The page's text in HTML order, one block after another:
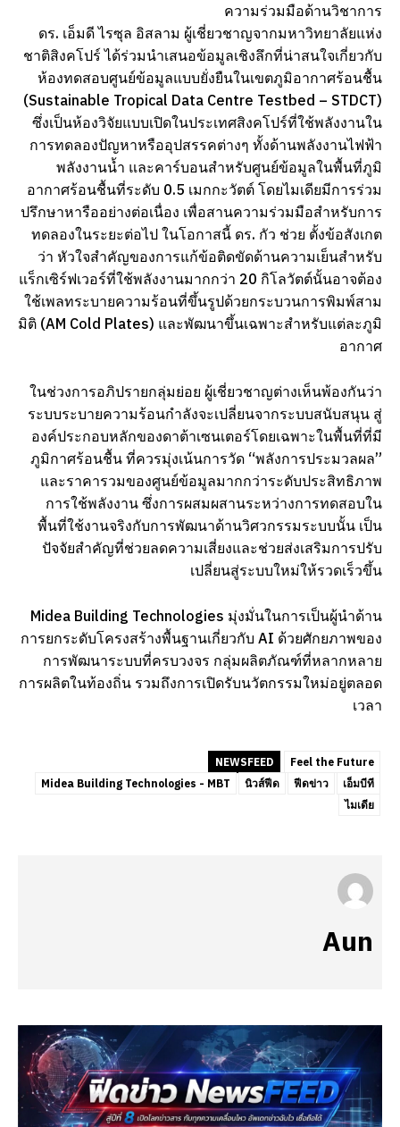
ความร่วมมือด้านวิชาการ
ดร. เอ็มดี ไรซุล อิสลาม ผู้เชี่ยวชาญจากมหาวิทยาลัยแห่ง
ชาติสิงคโปร์ ได้ร่วมนำเสนอข้อมูลเชิงลึกที่น่าสนใจเกี่ยวกับ
ห้องทดสอบศูนย์ข้อมูลแบบยั่งยืนในเขตภูมิอากาศร้อนชื้น
(Sustainable Tropical Data Centre Testbed – STDCT)
ซึ่งเป็นห้องวิจัยแบบเปิดในประเทศสิงคโปร์ที่ใช้พลังงานใน
การทดลองปัญหาหรืออุปสรรคต่างๆ ทั้งด้านพลังงานไฟฟ้า
พลังงานน้ำ และคาร์บอนสำหรับศูนย์ข้อมูลในพื้นที่ภูมิ
อากาศร้อนชื้นที่ระดับ 0.5 เมกกะวัตต์ โดยไมเดียมีการร่วม
ปรึกษาหารืออย่างต่อเนื่อง เพื่อสานความร่วมมือสำหรับการ
ทดลองในระยะต่อไป ในโอกาสนี้ ดร. กัว ช่วย ตั้งข้อสังเกต
ว่า หัวใจสำคัญของการแก้ข้อติดขัดด้านความเย็นสำหรับ
แร็กเซิร์ฟเวอร์ที่ใช้พลังงานมากกว่า 20 กิโลวัตต์นั้นอาจต้อง
ใช้เพลทระบายความร้อนที่ขึ้นรูปด้วยกระบวนการพิมพ์สาม
มิติ (AM Cold Plates) และพัฒนาขึ้นเฉพาะสำหรับแต่ละภูมิ
อากาศ
ในช่วงการอภิปรายกลุ่มย่อย ผู้เชี่ยวชาญต่างเห็นพ้องกันว่า
ระบบระบายความร้อนกำลังจะเปลี่ยนจากระบบสนับสนุน สู่
องค์ประกอบหลักของดาต้าเซนเตอร์โดยเฉพาะในพื้นที่ที่มี
ภูมิกาศร้อนชื้น ที่ควรมุ่งเน้นการวัด “พลังการประมวลผล”
และราคารวมของศูนย์ข้อมูลมากกว่าระดับประสิทธิภาพ
การใช้พลังงาน ซึ่งการผสมผสานระหว่างการทดสอบใน
พื้นที่ใช้งานจริงกับการพัฒนาด้านวิศวกรรมระบบนั้น เป็น
ปัจจัยสำคัญที่ช่วยลดความเสี่ยงและช่วยส่งเสริมการปรับ
เปลี่ยนสู่ระบบใหม่ให้รวดเร็วขึ้น
Midea Building Technologies มุ่งมั่นในการเป็นผู้นำด้าน
การยกระดับโครงสร้างพื้นฐานเกี่ยวกับ AI ด้วยศักยภาพของ
การพัฒนาระบบที่ครบวงจร กลุ่มผลิตภัณฑ์ที่หลากหลาย
การผลิตในท้องถิ่น รวมถึงการเปิดรับนวัตกรรมใหม่อยู่ตลอด
เวลา
NEWSFEED
Feel the Future
Midea Building Technologies - MBT
นิวส์ฟีด ฟีดข่าว
เอ็มบีที
ไมเดีย
Aun